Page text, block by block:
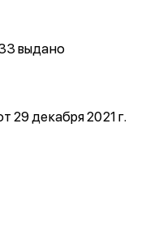
выдано
29 декабря 2021 г.